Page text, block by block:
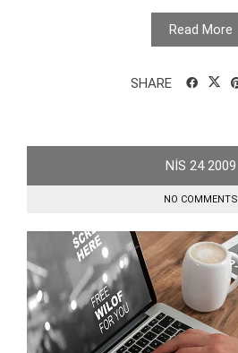
Read More
SHARE
NIS 24 2009
NO COMMENTS